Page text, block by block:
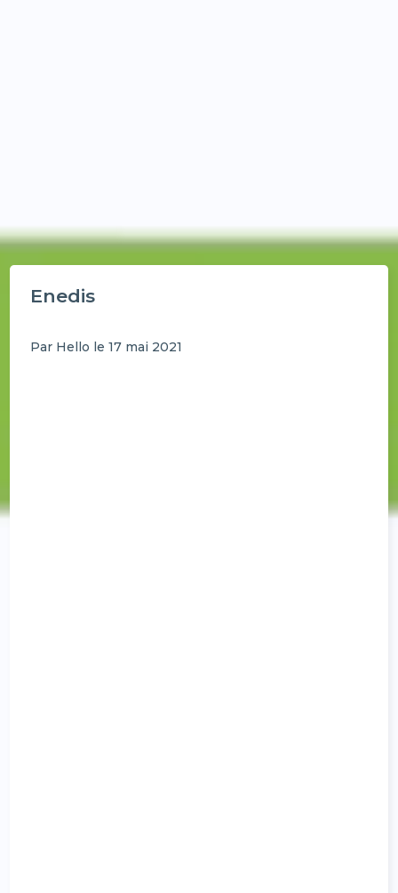
Enedis
Par Hello le 17 mai 2021